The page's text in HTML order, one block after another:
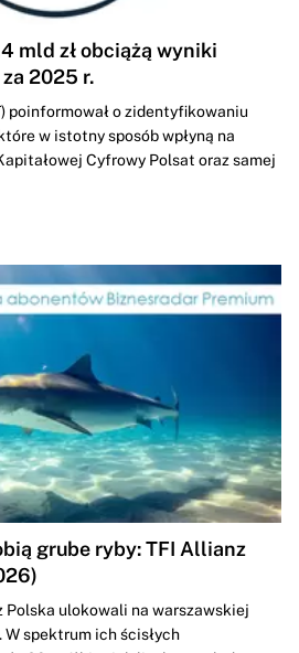
mld zł obciążą wyniki
2025 r.
poinformował o zidentyfikowaniu
w istotny sposób wpłyną na
Cyfrowy Polsat oraz samej
grube ryby: TFI Allianz
Polska ulokowali na warszawskiej
W spektrum ich ścisłych